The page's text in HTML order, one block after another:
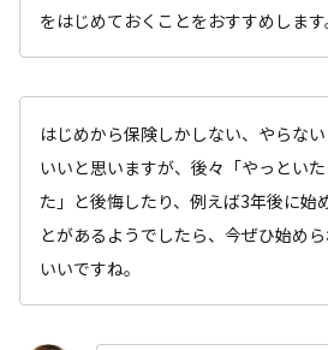
をはじめておくことをおすすめします
はじめから保険しかしない、やらな
いいと思いますが、後々「やっとい
た」と後悔したり、例えば3年後に始
とがあるようでしたら、今ぜひ始め
いいですね。